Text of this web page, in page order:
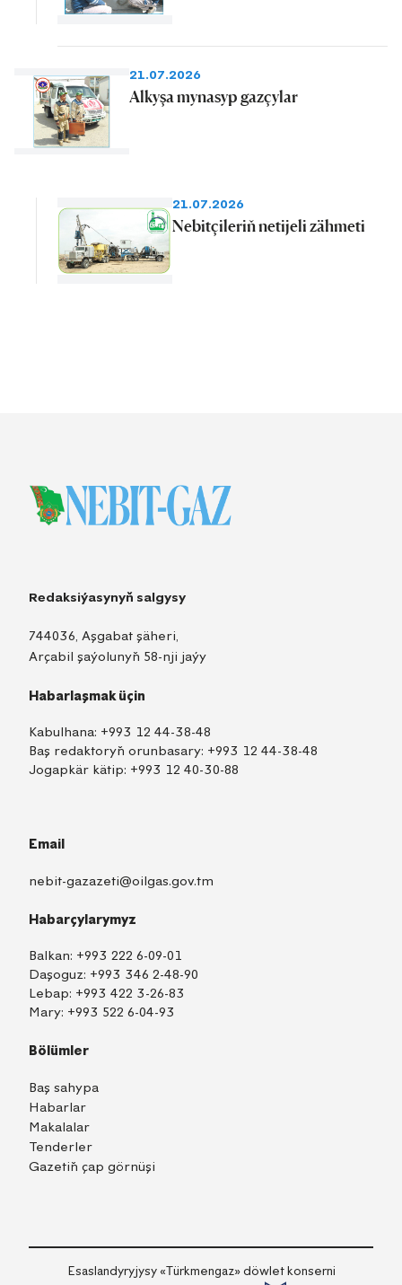
21.07.2026
Alkyşa mynasyp gazçylar
21.07.2026
Nebitçileriň netijeli zähmeti
Redaksiýasynyň salgysy
744036, Aşgabat şäheri,
Arçabil şaýolunyň 58-nji jaýy
Habarlaşmak üçin
Kabulhana: +993 12 44-38-48
Baş redaktoryň orunbasary: +993 12 44-38-48
Jogapkär kätip: +993 12 40-30-88
Email
nebit-gazazeti@oilgas.gov.tm
Habarçylarymyz
Balkan: +993 222 6-09-01
Daşoguz: +993 346 2-48-90
Lebap: +993 422 3-26-83
Mary: +993 522 6-04-93
Bölümler
Baş sahypa
Habarlar
Makalalar
Tenderler
Gazetiň çap görnüşi
Esaslandyryjysy «Тürkmengaz» döwlet konserni